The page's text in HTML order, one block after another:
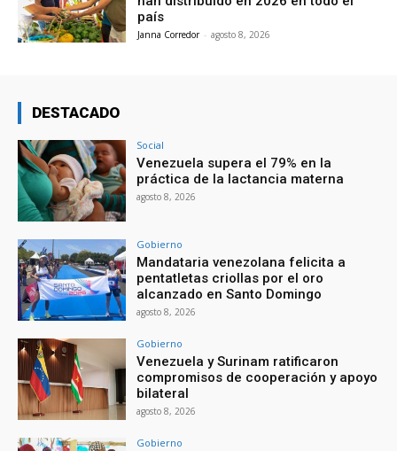
país
Janna Corredor - agosto 8, 2026
DESTACADO
Social
Venezuela supera el 79% en la
práctica de la lactancia materna
agosto 8, 2026
Gobierno
Mandataria venezolana felicita a
pentatletas criollas por el oro
alcanzado en Santo Domingo
agosto 8, 2026
Gobierno
Venezuela y Surinam ratificaron
compromisos de cooperación y apoyo
bilateral
agosto 8, 2026
Gobierno